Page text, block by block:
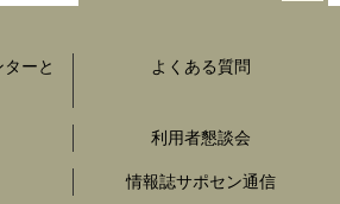
ーと
よくある質問
利用者懇談会
情報誌サポセン通信